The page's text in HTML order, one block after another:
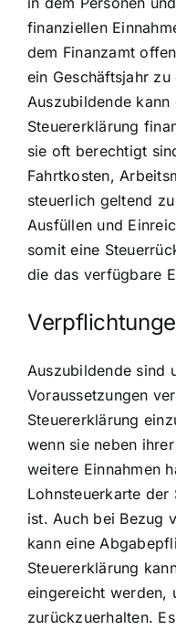
finanziellen
dem Finanzamt
ein Geschäftsjahr
Auszubildende
Steuererklärung
sie oft berechtigt
Fahrtkosten,
steuerlich geltend
Ausfüllen und
somit eine
die das verfügbare
Auszubildende sind
Voraussetzungen
Steuererklärung
wenn sie neben
weitere Einnahmen
Lohnsteuerkarte
ist. Auch bei Bezug
kann eine
Steuererklärung
eingereicht werden,
zurückzuerhalten.